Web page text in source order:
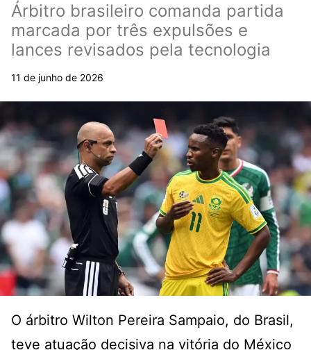
Árbitro brasileiro comanda partida
marcada por três expulsões e
lances revisados pela tecnologia
11 de junho de 2026
O árbitro Wilton Pereira Sampaio, do Brasil,
teve atuação decisiva na vitória do México